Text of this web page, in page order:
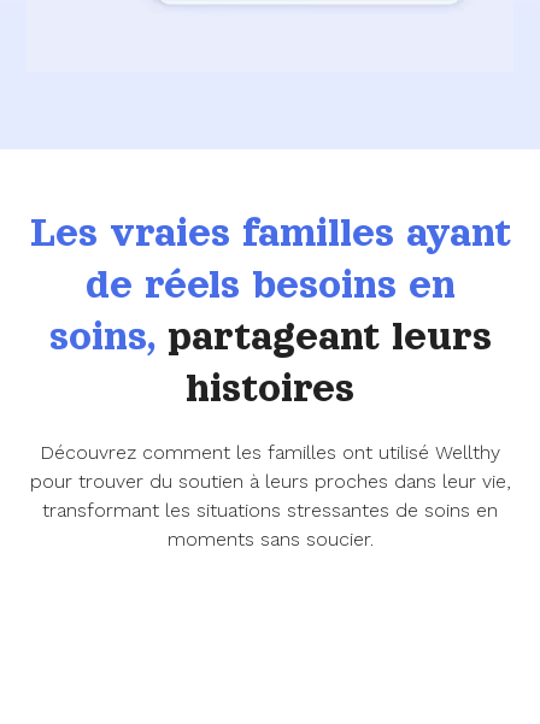
Les vraies familles ayant
de réels besoins en
soins,partageant leurs
histoires
Découvrez comment les familles ont utilisé Wellthy
pour trouver du soutien à leurs proches dans leur vie,
transformant les situations stressantes de soins en
moments sans soucier.